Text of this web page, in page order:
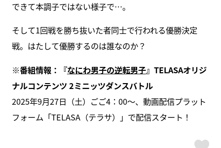
できて本調子ではない様子で…。
そして1回戦を勝ち抜いた者同士で行われる優勝決定
戦。はたして優勝するのは誰なのか？
※番組情報：『なにわ男子の逆転男子』TELASAオリジ
ナルコンテンツ 2ミニッツダンスバトル
2025年9月27日（土）ごご4：00〜、動画配信プラット
フォーム「TELASA（テラサ）」で配信スタート！